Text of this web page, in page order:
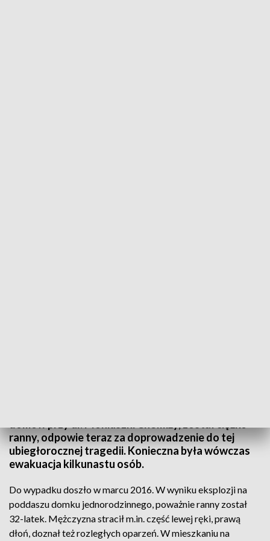
ranny, odpowie teraz za doprowadzenie do tej
ubiegłorocznej tragedii. Konieczna była wówczas
ewakuacja kilkunastu osób.
Do wypadku doszło w marcu 2016. W wyniku eksplozji na
poddaszu domku jednorodzinnego, poważnie ranny został
32-latek. Mężczyzna stracił m.in. część lewej ręki, prawą
dłoń, doznał też rozległych oparzeń. W mieszkaniu na